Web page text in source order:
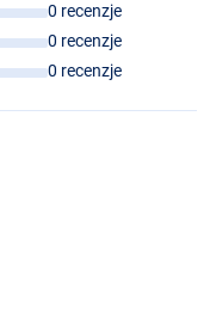
0 recenzje
0 recenzje
0 recenzje